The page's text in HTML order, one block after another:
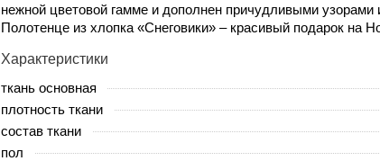
нежной цветовой гамме и дополнен причудливыми узорами
Полотенце из хлопка «Снеговики» – красивый подарок на
Характеристики
ткань основная
плотность ткани
состав ткани
пол